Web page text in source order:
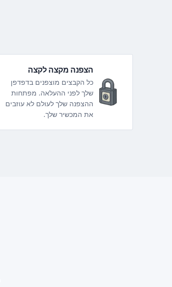
הצפנה מקצה לקצה
כל הקבצים מוצפנים בדפדפן
שלך לפני ההעלאה. מפתחות
ההצפנה שלך לעולם לא עוזבים
את המכשיר שלך.